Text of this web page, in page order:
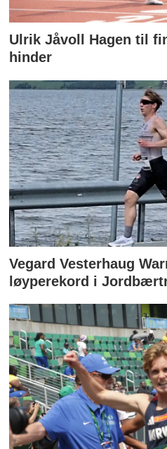
Ulrik Jåvoll Hagen til
hinder
Vegard Vesterhaug
løyperekord i